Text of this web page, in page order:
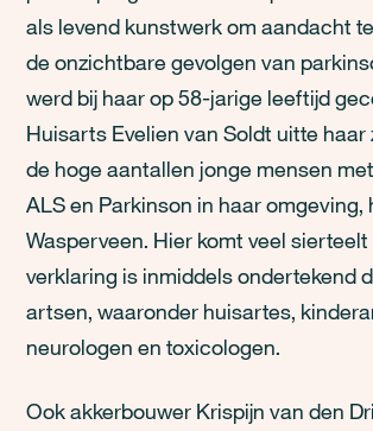
als levend kunstwerk om aandacht
de onzichtbare gevolgen van
werd bij haar op 58-jarige leeftijd
Huisarts Evelien van Soldt uitte haar
de hoge aantallen jonge mensen
ALS en Parkinson in haar omgeving,
Wasperveen. Hier komt veel sierteelt
verklaring is inmiddels ondertekend
artsen, waaronder huisartes,
neurologen en toxicologen.
Ook akkerbouwer Krispijn van den